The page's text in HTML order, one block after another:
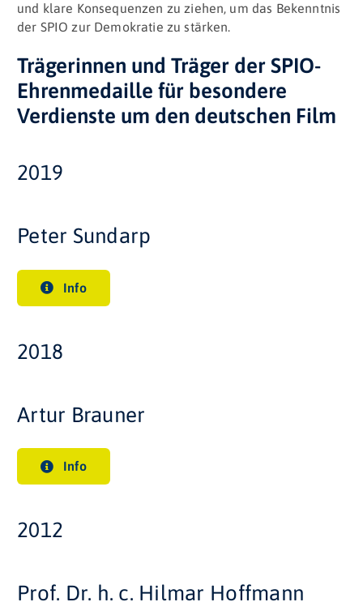
und klare Konsequenzen zu ziehen, um das Bekenntnis
der SPIO zur Demokratie zu stärken.
Trägerinnen und Träger der SPIO-
Ehrenmedaille für besondere
Verdienste um den deutschen Film
2019
Peter Sundarp
Info
2018
Artur Brauner
Info
2012
Prof. Dr. h. c. Hilmar Hoffmann